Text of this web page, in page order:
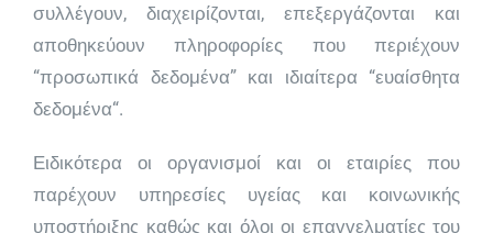
συλλέγουν, διαχειρίζονται, επεξεργάζονται και
αποθηκεύουν πληροφορίες που περιέχουν
“προσωπικά δεδομένα” και ιδιαίτερα “ευαίσθητα
δεδομένα“.
Ειδικότερα οι οργανισμοί και οι εταιρίες που
παρέχουν υπηρεσίες υγείας και κοινωνικής
υποστήριξης καθώς και όλοι οι επαγγελματίες του